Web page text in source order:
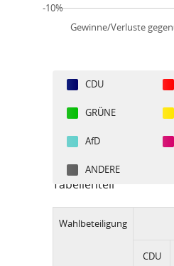
Gewinne/Verluste
-10%
CDU
GRÜNE
AfD
ANDERE
Tabellenteil
Wahlbeteiligung
CDU